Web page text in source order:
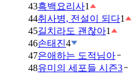
43흑백요리사1
44취사병, 전설이 되다1
45길치라도 괜찮아1
46손태진4
47은애하는 도적님아
48유미의 세포들 시즌3